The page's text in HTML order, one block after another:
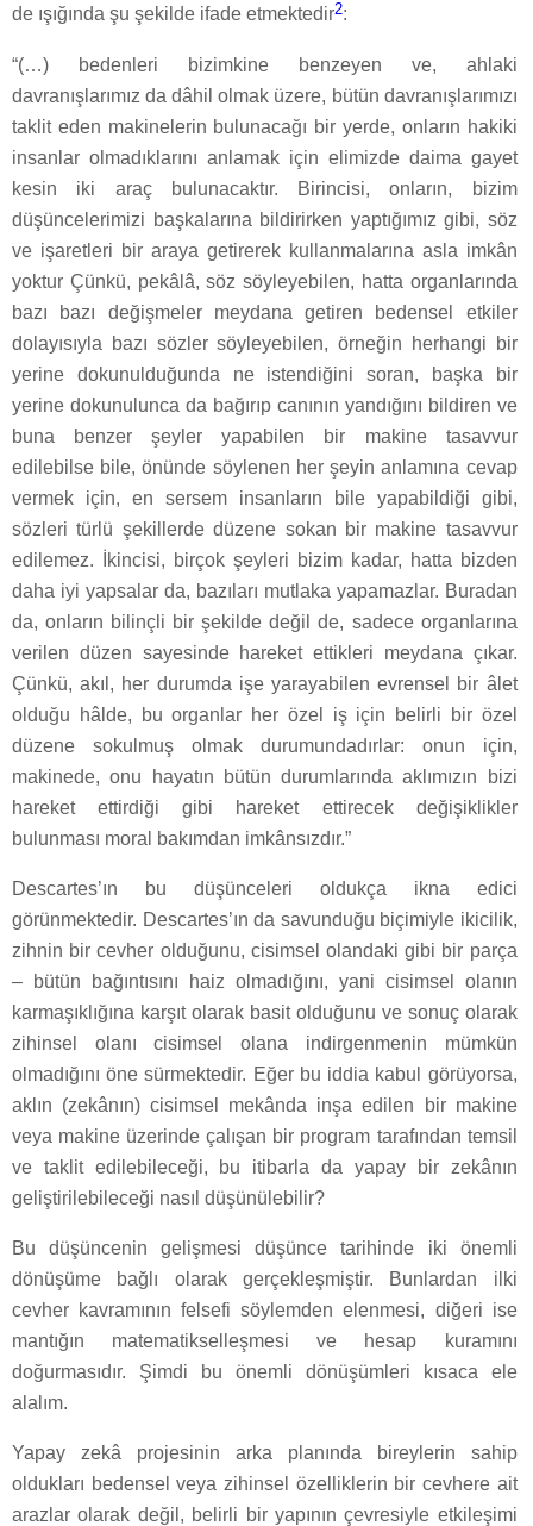
de ışığında şu şekilde ifade etmektedir2:
“(…) bedenleri bizimkine benzeyen ve, ahlaki
davranışlarımız da dâhil olmak üzere, bütün davranışlarımızı
taklit eden makinelerin bulunacağı bir yerde, onların hakiki
insanlar olmadıklarını anlamak için elimizde daima gayet
kesin iki araç bulunacaktır. Birincisi, onların, bizim
düşüncelerimizi başkalarına bildirirken yaptığımız gibi, söz
ve işaretleri bir araya getirerek kullanmalarına asla imkân
yoktur Çünkü, pekâlâ, söz söyleyebilen, hatta organlarında
bazı bazı değişmeler meydana getiren bedensel etkiler
dolayısıyla bazı sözler söyleyebilen, örneğin herhangi bir
yerine dokunulduğunda ne istendiğini soran, başka bir
yerine dokunulunca da bağırıp canının yandığını bildiren ve
buna benzer şeyler yapabilen bir makine tasavvur
edilebilse bile, önünde söylenen her şeyin anlamına cevap
vermek için, en sersem insanların bile yapabildiği gibi,
sözleri türlü şekillerde düzene sokan bir makine tasavvur
edilemez. İkincisi, birçok şeyleri bizim kadar, hatta bizden
daha iyi yapsalar da, bazıları mutlaka yapamazlar. Buradan
da, onların bilinçli bir şekilde değil de, sadece organlarına
verilen düzen sayesinde hareket ettikleri meydana çıkar.
Çünkü, akıl, her durumda işe yarayabilen evrensel bir âlet
olduğu hâlde, bu organlar her özel iş için belirli bir özel
düzene sokulmuş olmak durumundadırlar: onun için,
makinede, onu hayatın bütün durumlarında aklımızın bizi
hareket ettirdiği gibi hareket ettirecek değişiklikler
bulunması moral bakımdan imkânsızdır.”
Descartes’ın bu düşünceleri oldukça ikna edici
görünmektedir. Descartes’ın da savunduğu biçimiyle ikicilik,
zihnin bir cevher olduğunu, cisimsel olandaki gibi bir parça
– bütün bağıntısını haiz olmadığını, yani cisimsel olanın
karmaşıklığına karşıt olarak basit olduğunu ve sonuç olarak
zihinsel olanı cisimsel olana indirgenmenin mümkün
olmadığını öne sürmektedir. Eğer bu iddia kabul görüyorsa,
aklın (zekânın) cisimsel mekânda inşa edilen bir makine
veya makine üzerinde çalışan bir program tarafından temsil
ve taklit edilebileceği, bu itibarla da yapay bir zekânın
geliştirilebileceği nasıl düşünülebilir?
Bu düşüncenin gelişmesi düşünce tarihinde iki önemli
dönüşüme bağlı olarak gerçekleşmiştir. Bunlardan ilki
cevher kavramının felsefi söylemden elenmesi, diğeri ise
mantığın matematikselleşmesi ve hesap kuramını
doğurmasıdır. Şimdi bu önemli dönüşümleri kısaca ele
alalım.
Yapay zekâ projesinin arka planında bireylerin sahip
oldukları bedensel veya zihinsel özelliklerin bir cevhere ait
arazlar olarak değil, belirli bir yapının çevresiyle etkileşimi